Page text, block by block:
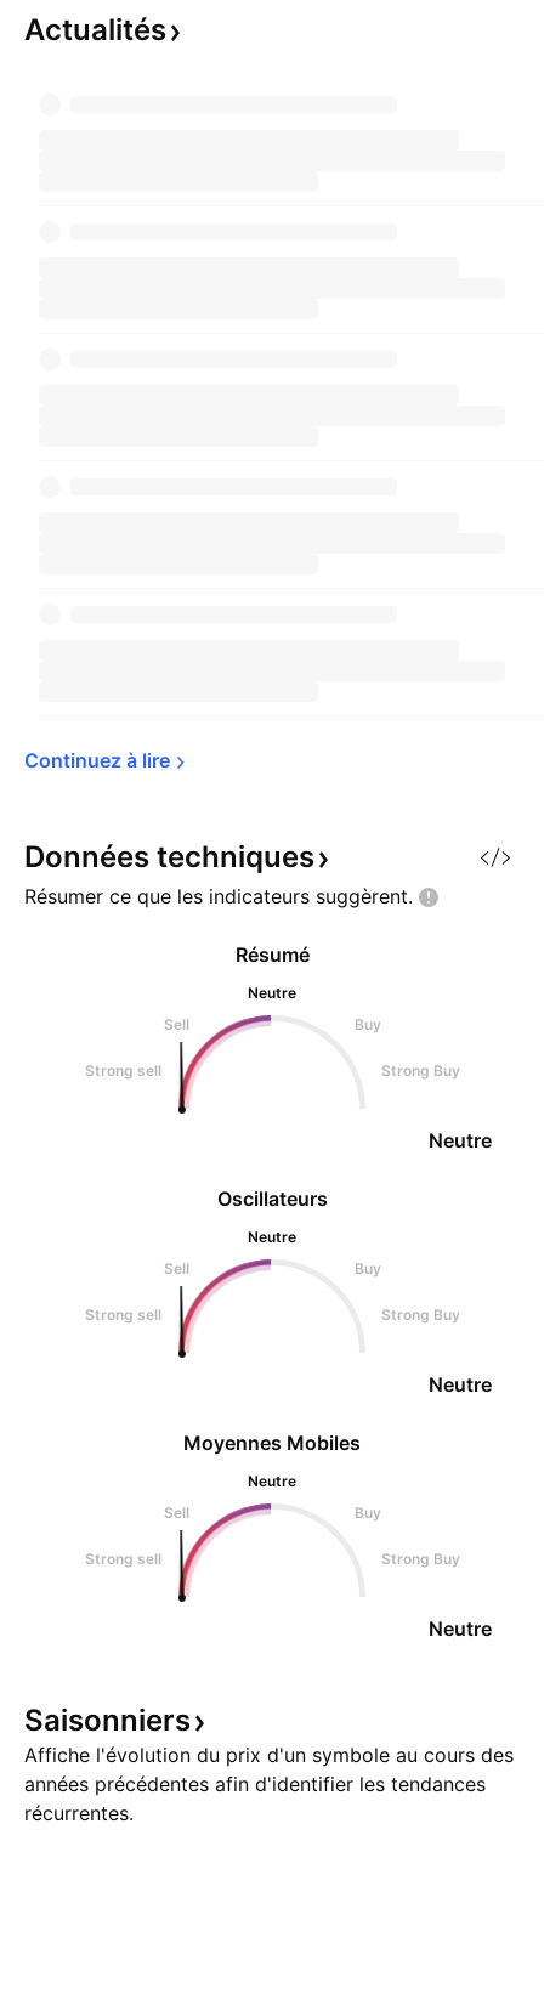
Actualités
Continuez à lire
Données techniques
Résumer ce que les indicateurs suggèrent.
Oscillateurs
Neutre
Sell
Buy
Strong sell Strong Buy
Neutre
Résumé
Neutre
Sell
Buy
Strong sell Strong Buy
Neutre
Moyennes Mobiles
Neutre
Sell
Buy
Strong sell Strong Buy
Neutre
Saisonniers
Affiche l'évolution du prix d'un symbole au cours des
années précédentes afin d'identifier les tendances
récurrentes.